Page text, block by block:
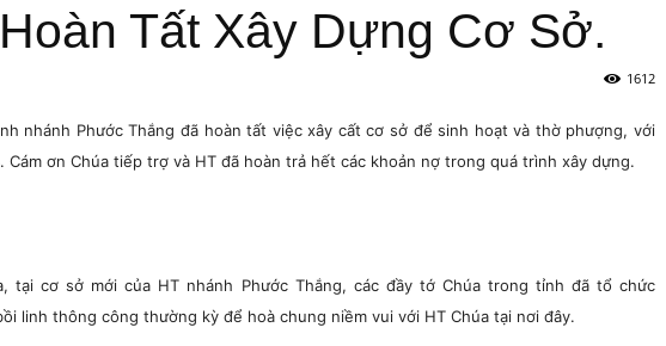
Tất Xây Dựng Cơ Sở.
1612
nhánh Phước Thắng đã hoàn tất việc xây cất cơ sở để sinh hoạt và thờ phượng, với
Cám ơn Chúa tiếp trợ và HT đã hoàn trả hết các khoản nợ trong quá trình xây dựng.
tại cơ sở mới của HT nhánh Phước Thắng, các đầy tớ Chúa trong tỉnh đã tổ chức
linh thông công thường kỳ để hoà chung niềm vui với HT Chúa tại nơi đây.